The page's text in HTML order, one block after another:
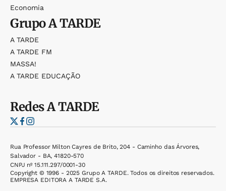
Economia
GrupoA TARDE
A TARDE
A TARDE FM
MASSA!
A TARDE EDUCAÇÃO
RedesA TARDE
Rua Professor Milton Cayres de Brito, 204 - Caminho das Árvores,
Salvador - BA, 41820-570
CNPJ nº 15.111.297/0001-30
Copyright © 1996 - 2025 Grupo A TARDE. Todos os direitos reservados.
EMPRESA EDITORA A TARDE S.A.